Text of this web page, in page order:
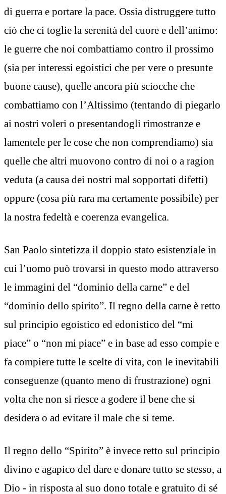
di guerra e portare la pace. Ossia distruggere tutto
ciò che ci toglie la serenità del cuore e dell’animo:
le guerre che noi combattiamo contro il prossimo
(sia per interessi egoistici che per vere o presunte
buone cause), quelle ancora più sciocche che
combattiamo con l’Altissimo (tentando di piegarlo
ai nostri voleri o presentandogli rimostranze e
lamentele per le cose che non comprendiamo) sia
quelle che altri muovono contro di noi o a ragion
veduta (a causa dei nostri mal sopportati difetti)
oppure (cosa più rara ma certamente possibile) per
la nostra fedeltà e coerenza evangelica.
San Paolo sintetizza il doppio stato esistenziale in
cui l’uomo può trovarsi in questo modo attraverso
le immagini del “dominio della carne” e del
“dominio dello spirito”. Il regno della carne è retto
sul principio egoistico ed edonistico del “mi
piace” o “non mi piace” e in base ad esso compie e
fa compiere tutte le scelte di vita, con le inevitabili
conseguenze (quanto meno di frustrazione) ogni
volta che non si riesce a godere il bene che si
desidera o ad evitare il male che si teme.
Il regno dello “Spirito” è invece retto sul principio
divino e agapico del dare e donare tutto se stesso, a
Dio - in risposta al suo dono totale e gratuito di sé